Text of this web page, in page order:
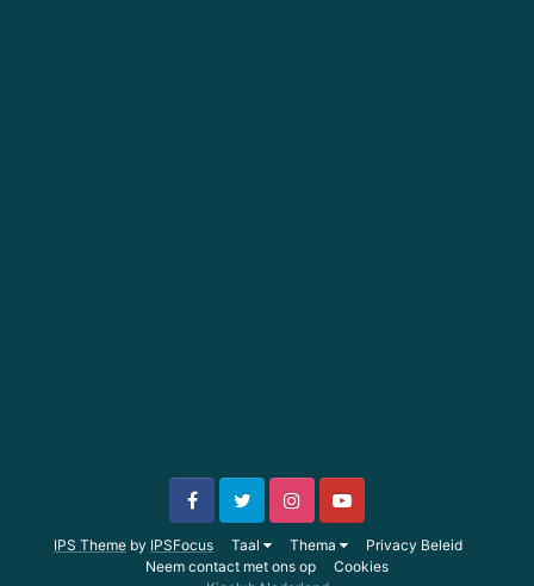
IPS Theme by IPSFocus Taal Thema
Privacy Beleid
Neem contact met ons op
Cookies